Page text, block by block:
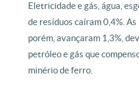
Eletricidade e gás, água,
de resíduos caíram 0,4%.
porém, avançaram 1,3%,
petróleo e gás que
minério de ferro.